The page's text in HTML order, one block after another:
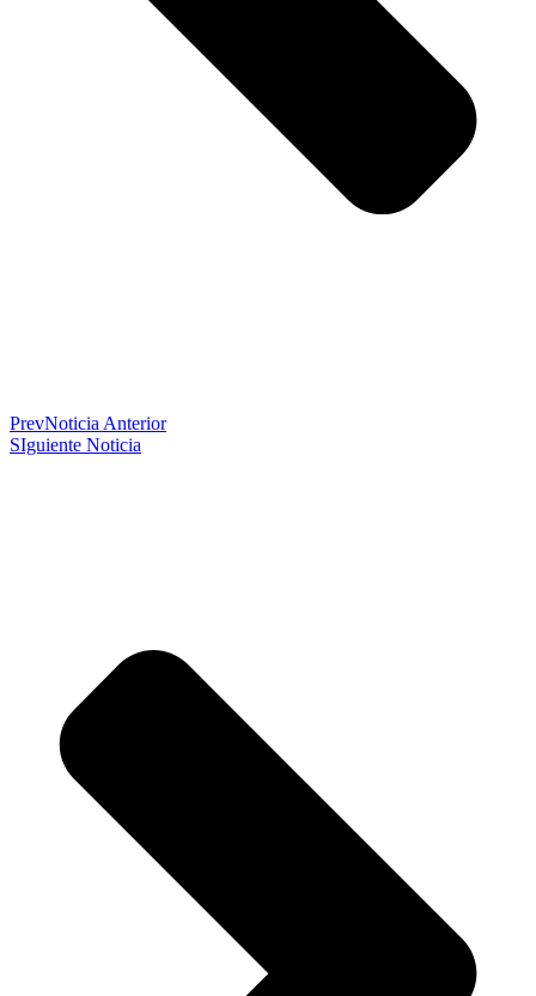
PrevNoticia Anterior
SIguiente Noticia